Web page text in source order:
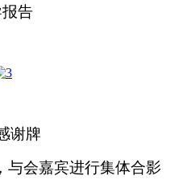
告
谢牌
与会嘉宾进行集体合影